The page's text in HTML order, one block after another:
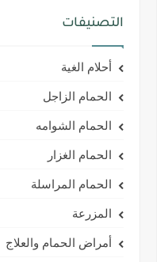
التصنيفات
أحلام الغية
الحمام الزاجل
الحمام الشوامه
الحمام الغزار
الحمام المراسلة
المزرعة
أمراض الحمام والعلاج